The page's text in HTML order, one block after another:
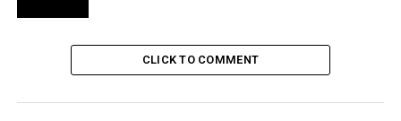
‍maux de tête. Ce désagrément était probablement dû ⁢à
la combinaison des graphismes monochromes rouge et
noir et de⁣ la technique de vision ‌3D ⁢parallax utilisée. Le
CLICK TO COMMENT